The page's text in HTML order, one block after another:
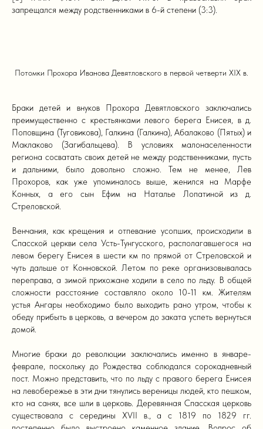
запрещался между родственниками в 6-й степени (3:3).
Потомки Прохора Иванова Девятловского в первой четверти XIX в.
Браки детей и внуков Прохора Девятловского заключались
преимущественно с крестьянками левого берега Енисея, в д.
Поповщина (Туговикова), Галкина (Галкина), Абалаково (Пятых) и
Маклаково (Загибальцева). В условиях малонаселенности
региона сосватать своих детей не между родственниками, пусть
и дальними, было довольно сложно. Тем не менее, Лев
Прохоров, как уже упоминалось выше, женился на Марфе
Конных, а его сын Ефим на Наталье Лопатиной из д.
Стреловской.
Венчания, как крещения и отпевание усопших, происходили в
Спасской церкви села Усть-Тунгусского, располагавшегося на
левом берегу Енисея в шести км по прямой от Стреловской и
чуть дальше от Конновской. Летом по реке организовывалась
переправа, а зимой прихожане ходили в село по льду. В общей
сложности расстояние составляло около 10-11 км. Жителям
устья Ангары необходимо было выходить рано утром, чтобы к
обеду прибыть в церковь, а вечером до заката успеть вернуться
домой.
Многие браки до революции заключались именно в январе-
феврале, поскольку до Рождества соблюдался сорокадневный
пост. Можно представить, что по льду с правого берега Енисея
на левобережье в эти дни тянулись вереницы людей, кто пешком,
кто на санях, все шли в церковь. Деревянная Спасская церковь
существовала с середины XVII в., а с 1819 по 1829 гг.